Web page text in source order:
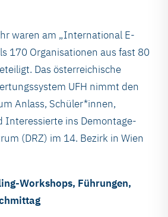
waren am „International E-
170 Organisationen aus fast 80
Das österreichische
UFH nimmt den
Anlass, Schüler*innen,
Interessierte ins Demontage-
(DRZ) im 14. Bezirk in Wien
Workshops, Führungen,